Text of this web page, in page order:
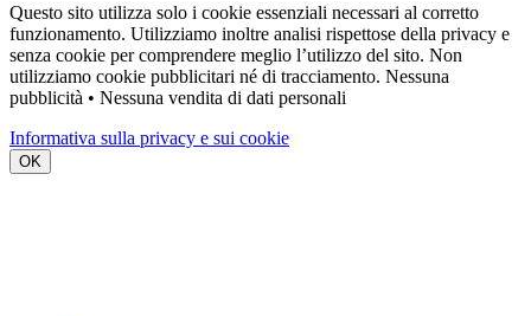
Questo sito utilizza solo i cookie essenziali necessari al corretto
funzionamento. Utilizziamo inoltre analisi rispettose della privacy e
senza cookie per comprendere meglio l’utilizzo del sito. Non
utilizziamo cookie pubblicitari né di tracciamento. Nessuna
pubblicità • Nessuna vendita di dati personali
Informativa sulla privacy e sui cookie
OK